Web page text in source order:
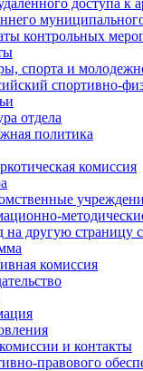
доступа
контрольных
спорта и
спортивно-
отдела
политика
комиссия
на другую страницу
комиссия
и контакты
правового